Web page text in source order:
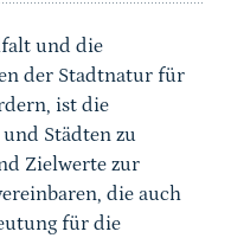
und die
der Stadtnatur für
ist die
Städten zu
Zielwerte zur
die auch
für die